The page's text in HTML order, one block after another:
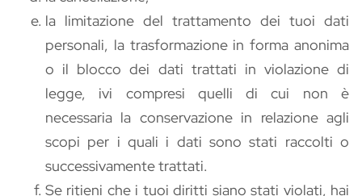
la limitazione del trattamento dei tuoi dati
personali, la trasformazione in forma anonima
o il blocco dei dati trattati in violazione di
legge, ivi compresi quelli di cui non è
necessaria la conservazione in relazione agli
scopi per i quali i dati sono stati raccolti o
successivamente trattati.
Se ritieni che i tuoi diritti siano stati violati, hai